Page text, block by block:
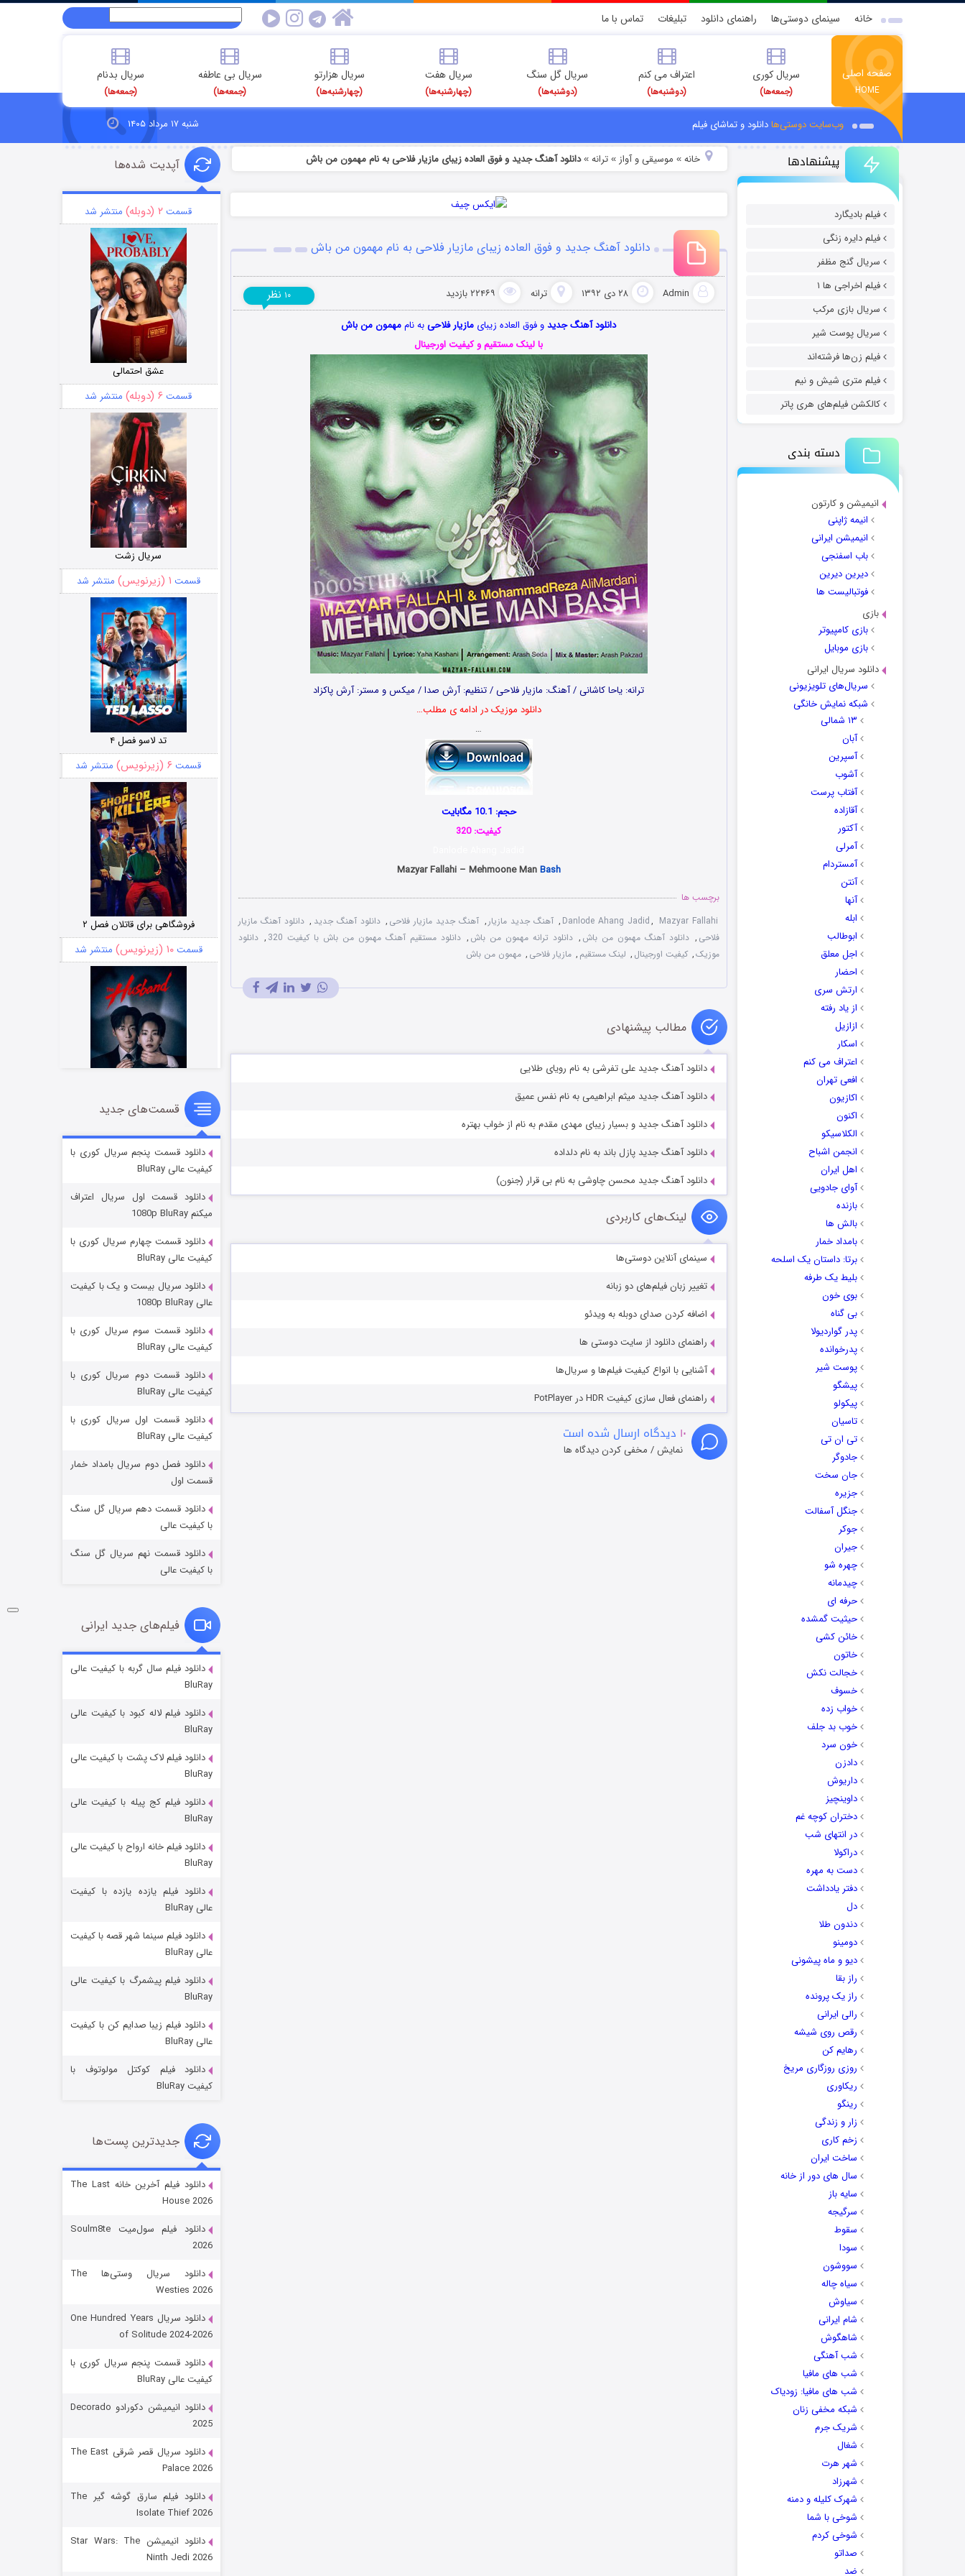
خانه سینمای دوستی‌ها راهنمای دانلود تبلیغات تماس با ما
صفحه اصلی
HOME
سریال کوری
(جمعه‌ها)
اعتراف می کنم
(دوشنبه‌ها)
سریال گل سنگ
(دوشنبه‌ها)
سریال هفت
(چهارشنبه‌ها)
سریال هزارتو
(چهارشنبه‌ها)
سریال بی عاطفه
(جمعه‌ها)
سریال بدنام
(جمعه‌ها)
وب‌سایت دوستی‌هادانلود و تماشای فیلم شنبه ۱۷ مرداد ۱۴۰۵
پیشنهادها
فیلم بادیگارد
فیلم دایره زنگی
سریال گنج مظفر
فیلم اخراجی ها ۱
سریال بازی مرکب
سریال پوست شیر
فیلم زن‌ها فرشته‌اند
فیلم متری شیش و نیم
کالکشن فیلم‌های هری پاتر
دسته بندی
انیمیشن و کارتون
انیمه ژاپنی
انیمیشن ایرانی
باب اسفنجی
دیرین دیرین
فوتبالیست ها
بازی
بازی کامپیوتر
بازی موبایل
دانلود سریال ایرانی
سریال‌های تلویزیونی
شبکه نمایش خانگی
۱۳ شمالی
آبان
آسپرین
آشوب
آفتاب پرست
آقازاده
آکتور
آمرلی
آمستردام
آنتن
آنها
ابله
ابوطالب
اجل معلق
احضار
ارتش سری
از یاد رفته
ازازیل
اسکار
اعتراف می کنم
افعی تهران
اکازیون
اکنون
الکلاسیکو
انجمن اشباح
اهل ایران
آوای جادویی
بازنده
بالش ها
بامداد خمار
برتا: داستان یک اسلحه
بلیط یک‌‌ طرفه
بوی خون
بی گناه
پدر گواردیولا
پدرخوانده
پوست شیر
پیشگو
پیکولو
تاسیان
تی ان تی
جادوگر
جان سخت
جزیره
جنگل آسفالت
جوکر
جیران
چهره شو
چیدمانه
حرفه ای
حیثیت گمشده
خائن کشی
خاتون
خجالت نکش
خسوف
خواب زده
خوب بد جلف
خون سرد
دادزن
داریوش
داوینچیز
دختران کوچه غم
در انتهای شب
دراکولا
دست به مهره
دفتر یادداشت
دل
دندون طلا
دومینو
دیو و ماه پیشونی
راز بقا
راز یک پرونده
رالی ایرانی
رقص روی شیشه
رهایم کن
روزی روزگاری مریخ
ریکاوری
رینگو
زار و زندگی
زخم کاری
ساخت ایران
سال های دور از خانه
سایه باز
سرگیجه
سقوط
سودا
سووشون
سیاه چاله
سیاوش
شام ایرانی
شاهگوش
شب آهنگی
شب های مافیا
شب های مافیا: زودیاک
شبکه مخفی زنان
شریک جرم
شغال
شهر هرت
شهرزاد
شهرک کلیله و دمنه
شوخی با شما
شوخی کردم
صداتو
ضد
خانه» موسیقی و آواز » ترانه»دانلود آهنگ جدید و فوق العاده زیبای مازیار فلاحی به نام مهمون من باش
دانلود آهنگ جدید و فوق العاده زیبای مازیار فلاحی به نام مهمون من باش
Admin ۲۸ دی ۱۳۹۲ ترانه ۲۲۴۶۹ بازدید ۱۰ نظر
دانلود آهنگ جدیدو فوق العاده زیبای مازیار فلاحیبه ناممهمون من باش
با لینک مستقیم و کیفیت اورجینال
ترانه: یاحا کاشانی / آهنگ: مازیار فلاحی / تنظیم: آرش صدا / میکس و مستر: آرش پاکزاد
دانلود موزیک در ادامه ی مطلب…
…
حجم: 10.1 مگابایت
کیفیت: 320
Mazyar Fallahi – Mehmoone ManBash
برچسب ها
Danlode Ahang Jadid, Mazyar Fallahi
, آهنگ جدید مازیار , آهنگ جدید مازیار فلاحی , دانلود آهنگ جدید , دانلود آهنگ مازیار
فلاحی , دانلود آهنگ مهمون من باش , دانلود ترانه مهمون من باش , دانلود مستقیم آهنگ مهمون من باش با کیفیت 320 , دانلود
موزیک, کیفیت اورجینال , لینک مستقیم , مازیار فلاحی , مهمون من باش
مطالب پیشنهادی
دانلود آهنگ جدید علی تفرشی به نام رویای طلایی
دانلود آهنگ جدید میثم ابراهیمی به نام نفس عمیق
دانلود آهنگ جدید و بسیار زیبای مهدی مقدم به نام از خواب بهتره
دانلود آهنگ جدید پازل باند به نام دلداده
دانلود آهنگ جدید محسن چاوشی به نام بی قرار (جنون)
لینک‌های کاربردی
سینمای آنلاین دوستی‌ها
تغییر زبان فیلم‌های دو زبانه
اضافه کردن صدای دوبله به ویدئو
راهنمای دانلود از سایت دوستی ها
آشنایی با انواع کیفیت فیلم‌ها و سریال‌ها
راهنمای فعال سازی کیفیت HDR در PotPlayer
۱۰ دیدگاه ارسال شده است
نمایش / مخفی کردن دیدگاه ها
آپدیت شده‌ها
قسمت ۲ (دوبله) منتشر شد
عشق احتمالی
قسمت ۶ (دوبله) منتشر شد
سریال زشت
قسمت ۱ (زیرنویس) منتشر شد
تد لاسو فصل ۴
قسمت ۶ (زیرنویس) منتشر شد
فروشگاهی برای قاتلان فصل ۲
قسمت۱۰ (زیرنویس) منتشر شد
شوهر
قسمت۸ (زیرنویس) منتشر شد
عملیات آپارتمان
مردگان متحرک: شهر مرده ۳
قسمت ۲ (زیرنویس) منتشر شد
شکست استوارت در نجات جهان
قسمت
شوگر فصل ۲
خاندان اژدها فصل ۳
قسمت
باب اسفنجی فصل ۱۷
قسمت
قسمت‌های جدید
دانلود قسمت پنجم سریال کوری با
کیفیت عالی BluRay
دانلود قسمت اول سریال اعتراف
میکنم 1080p BluRay
دانلود قسمت چهارم سریال کوری با
کیفیت عالی BluRay
دانلود سریال بیست و یک با کیفیت
عالی 1080p BluRay
دانلود قسمت سوم سریال کوری با
کیفیت عالی BluRay
دانلود قسمت دوم سریال کوری با
کیفیت عالی BluRay
دانلود قسمت اول سریال کوری با
کیفیت عالی BluRay
دانلود فصل دوم سریال بامداد خمار
قسمت اول
دانلود قسمت دهم سریال گل سنگ
با کیفیت عالی
دانلود قسمت نهم سریال گل سنگ
با کیفیت عالی
فیلم‌های جدید ایرانی
دانلود فیلم سال گربه با کیفیت عالی
BluRay
دانلود فیلم لاله کبود با کیفیت عالی
BluRay
دانلود فیلم لاک پشت با کیفیت عالی
BluRay
دانلود فیلم کج‌ پیله با کیفیت عالی
BluRay
دانلود فیلم خانه ارواح با کیفیت عالی
BluRay
دانلود فیلم یازده یازده با کیفیت
عالی BluRay
دانلود فیلم سینما شهر قصه با کیفیت
عالی BluRay
دانلود فیلم پیشمرگ با کیفیت عالی
BluRay
دانلود فیلم زیبا صدایم کن با کیفیت
عالی BluRay
دانلود فیلم کوکتل مولوتوف با
کیفیت BluRay
جدیدترین پست‌ها
دانلود فیلم آخرین خانه The Last
House 2026
دانلود فیلم سول‌میت Soulm8te
2026
دانلود سریال وستی‌ها The
Westies 2026
دانلود سریال One Hundred Years
of Solitude 2024-2026
دانلود قسمت پنجم سریال کوری با
کیفیت عالی BluRay
دانلود انیمیشن دکورادو Decorado
2025
دانلود سریال قصر شرقی The East
Palace 2026
دانلود فیلم سارق گوشه گیر The
Isolate Thief 2026
دانلود انیمیشن Star Wars: The
Ninth Jedi 2026